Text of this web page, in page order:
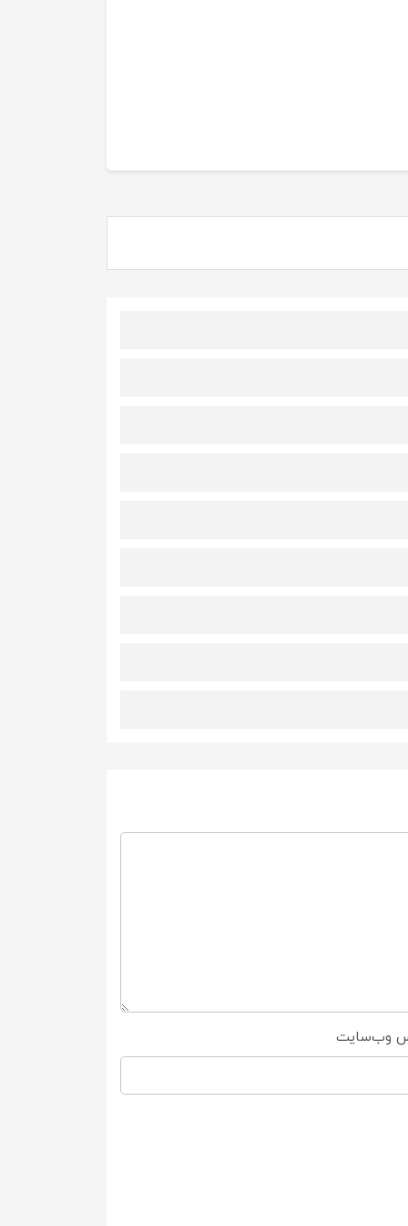
وب‌سایت